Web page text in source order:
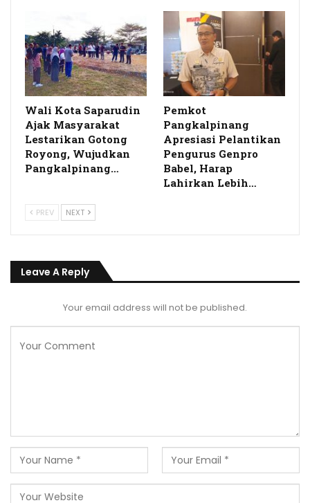
Wali Kota Saparudin
Ajak Masyarakat
Lestarikan Gotong
Royong, Wujudkan
Pangkalpinang…
Pemkot
Pangkalpinang
Apresiasi Pelantikan
Pengurus Genpro
Babel, Harap
Lahirkan Lebih…
PREV NEXT
Leave A Reply
Your email address will not be published.